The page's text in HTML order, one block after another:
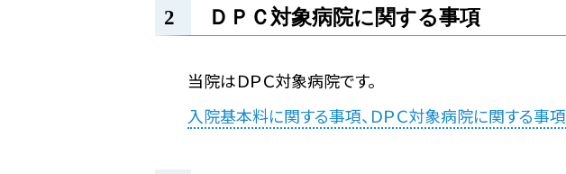
ＤＰＣ対象病院に関する事項
当院はＤＰＣ対象病院です。
入院基本料に関する事項、ＤＰＣ対象病院に関する事項